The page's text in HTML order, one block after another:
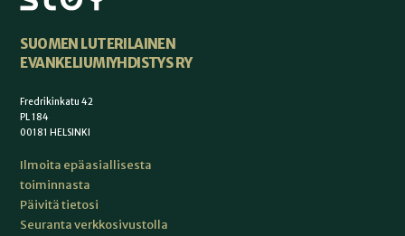
SUOMEN LUTERILAINEN
EVANKELIUMIYHDISTYS RY
Fredrikinkatu 42
PL 184
00181 HELSINKI
Ilmoita epäasiallisesta
toiminnasta
Päivitä tietosi
Seuranta verkkosivustolla